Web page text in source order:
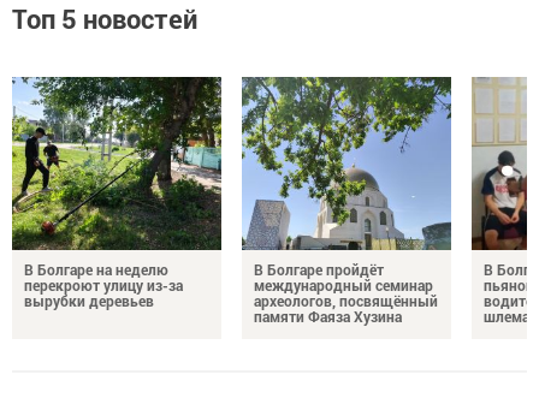
Топ 5 новостей
В Болгаре на неделю
перекроют улицу из-за
вырубки деревьев
В Болгаре пройдёт
международный семинар
археологов, посвящённый
памяти Фаяза Хузина
В
шлема